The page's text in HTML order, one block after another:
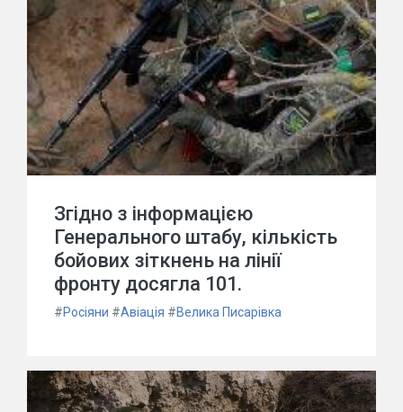
Згідно з інформацією
Генерального штабу, кількість
бойових зіткнень на лінії
фронту досягла 101.
#Росіяни #Авіація #Велика Писарівка